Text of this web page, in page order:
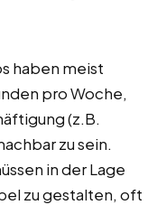
haben meist
pro Woche,
(z.B.
zu sein.
in der Lage
zu gestalten, oft